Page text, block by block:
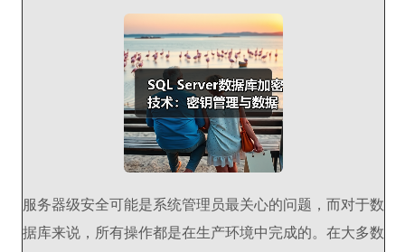
服务器级安全可能是系统管理员最关心的问题，而对于数
据库来说，所有操作都是在生产环境中完成的。在大多数